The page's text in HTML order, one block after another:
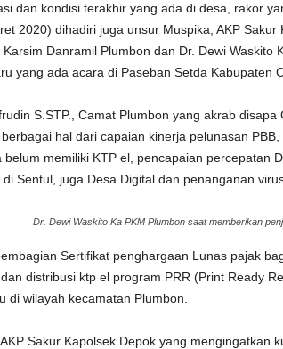
dan kondisi terakhir yang ada di desa, rakor
2020) dihadiri juga unsur Muspika, AKP Sakur
Danramil Plumbon dan Dr. Dewi Waskito
yang ada acara di Paseban Setda Kabupaten
S.STP., Camat Plumbon yang akrab disapa
hal dari capaian kinerja pelunasan
memiliki KTP el, pencapaian percepatan
Sentul, juga Desa Digital dan penanganan
Dr. Dewi Waskito Ka PKM Plumbon saat memberikan
Sertifikat penghargaan Lunas pajak
distribusi ktp el program PRR (Print Ready
di wilayah kecamatan Plumbon.
Sakur Kapolsek Depok yang mengingatkan